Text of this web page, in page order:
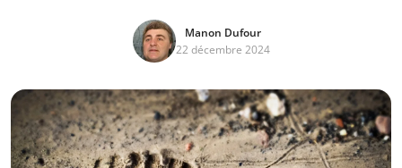
Manon Dufour
22 décembre 2024